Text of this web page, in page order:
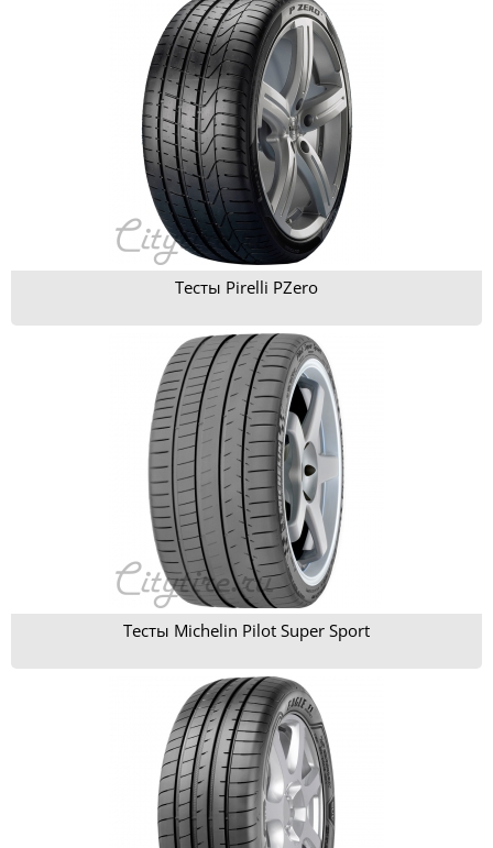
Тесты Pirelli PZero
Тесты Michelin Pilot Super Sport